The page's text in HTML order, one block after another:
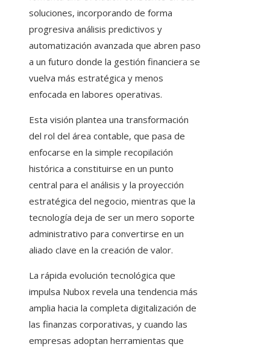
soluciones, incorporando de forma
progresiva análisis predictivos y
automatización avanzada que abren paso
a un futuro donde la gestión financiera se
vuelva más estratégica y menos
enfocada en labores operativas.
Esta visión plantea una transformación
del rol del área contable, que pasa de
enfocarse en la simple recopilación
histórica a constituirse en un punto
central para el análisis y la proyección
estratégica del negocio, mientras que la
tecnología deja de ser un mero soporte
administrativo para convertirse en un
aliado clave en la creación de valor.
La rápida evolución tecnológica que
impulsa Nubox revela una tendencia más
amplia hacia la completa digitalización de
las finanzas corporativas, y cuando las
empresas adoptan herramientas que